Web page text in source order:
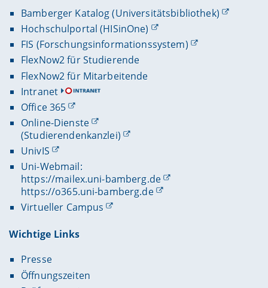
Bamberger Katalog (Universitätsbibliothek)
Hochschulportal (HISinOne)
FIS (Forschungsinformationssystem)
FlexNow2 für Studierende
FlexNow2 für Mitarbeitende
Intranet
Office 365
Online-Dienste
(Studierendenkanzlei)
UnivIS
Uni-Webmail:
https://mailex.uni-bamberg.de
https://o365.uni-bamberg.de
Virtueller Campus
Wichtige Links
Presse
Öffnungszeiten